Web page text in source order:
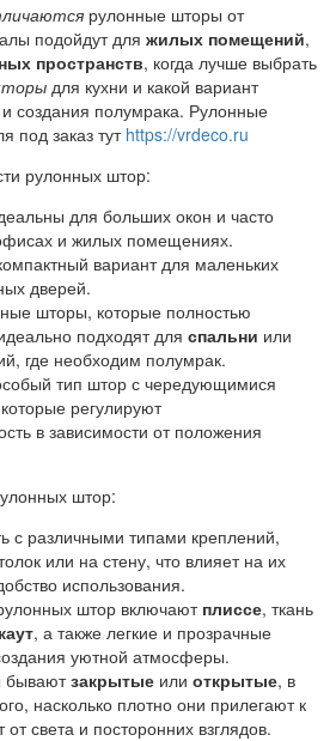
рулонные шторы от
подойдут для жилых помещений,
пространств, когда лучше выбрать
для кухни и какой вариант
и создания полумрака. Рулонные
под заказ тут https://vrdeco.ru
рулонных штор:
для больших окон и часто
и жилых помещениях.
вариант для маленьких
дверей.
шторы, которые полностью
подходят для спальни или
где необходим полумрак.
тип штор с чередующимися
регулируют
в зависимости от положения
штор:
с различными типами креплений,
или на стену, что влияет на их
использования.
штор включают плиссе, ткань
, а также легкие и прозрачные
уютной атмосферы.
бываютзакрытые или открытые, в
насколько плотно они прилегают к
света и посторонних взглядов.